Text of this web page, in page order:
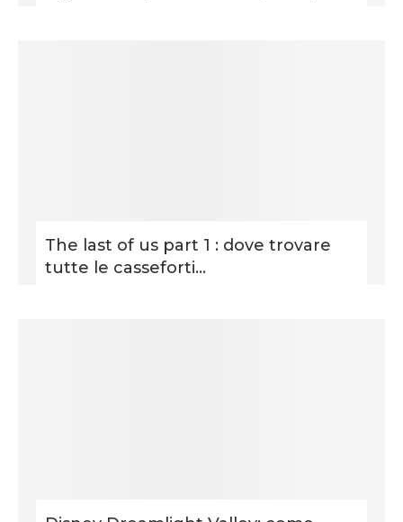
The last of us part 1 : dove trovare
tutte le casseforti...